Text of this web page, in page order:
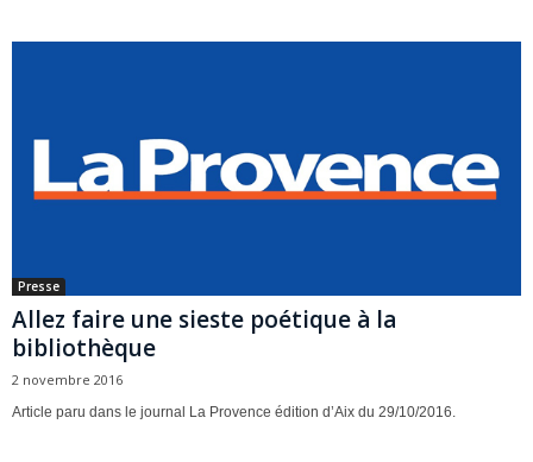
Presse
Allez faire une sieste poétique à la
bibliothèque
2 novembre 2016
Article paru dans le journal La Provence édition d’Aix du 29/10/2016.